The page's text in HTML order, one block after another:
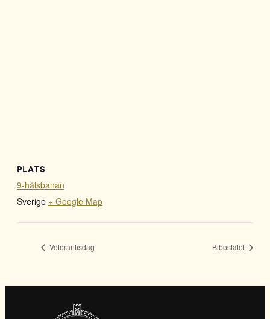
PLATS
9-hålsbanan
Sverige + Google Map
Veterantisdag Bibosfatet